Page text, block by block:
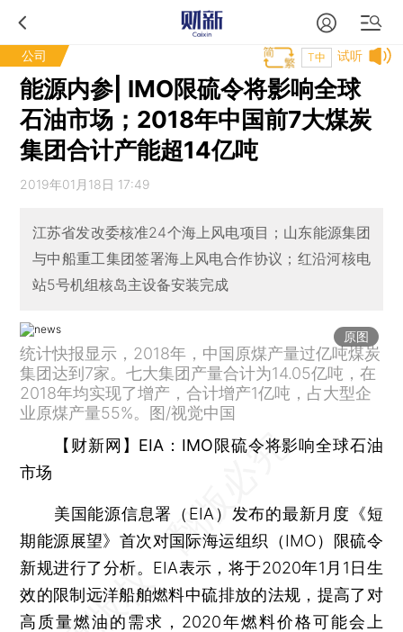
公司 试听
T中
能源内参| IMO限硫令将影响全球
石油市场；2018年中国前7大煤炭
集团合计产能超14亿吨
2019年01月18日 17:49
江苏省发改委核准24个海上风电项目；山东能源集团
与中船重工集团签署海上风电合作协议；红沿河核电
站5号机组核岛主设备安装完成
原图
统计快报显示，2018年，中国原煤产量过亿吨煤炭
集团达到7家。七大集团产量合计为14.05亿吨，在
2018年均实现了增产，合计增产1亿吨，占大型企
业原煤产量55%。图/视觉中国
【财新网】 EIA：IMO限硫令将影响全球石油
市场
美国能源信息署（EIA）发布的最新月度《短
期能源展望》首次对国际海运组织（IMO）限硫令
新规进行了分析。EIA表示，将于2020年1月1日生
效的限制远洋船舶燃料中硫排放的法规，提高了对
高质量燃油的需求，2020年燃料价格可能会上